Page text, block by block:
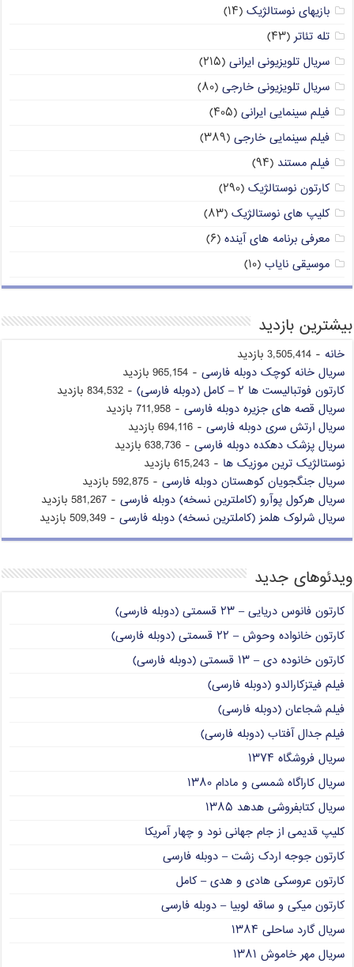
بازیهای نوستالژیک (۱۴)
تله تئاتر (۴۳)
سریال تلویزیونی ایرانی (۲۱۵)
سریال تلویزیونی خارجی (۸۰)
فیلم سینمایی ایرانی (۴۰۵)
فیلم سینمایی خارجی (۳۸۹)
فیلم مستند (۹۴)
کارتون نوستالژیک (۲۹۰)
کلیپ های نوستالژیک (۸۳)
معرفی برنامه های آینده (۶)
موسیقی نایاب (۱۰)
بیشترین بازدید
خانه - 3,505,414 بازدید
سریال خانه کوچک دوبله فارسی - 965,154 بازدید
کارتون فوتبالیست ها ۲ – کامل (دوبله فارسی)
- 834,532 بازدید
سریال قصه های جزیره دوبله فارسی - 711,958 بازدید
سریال ارتش سری دوبله فارسی - 694,116 بازدید
سریال پزشک دهکده دوبله فارسی - 638,736 بازدید
نوستالژیک ترین موزیک ها - 615,243 بازدید
سریال جنگجویان کوهستان دوبله فارسی - 592,875 بازدید
سریال هرکول پوآرو (کاملترین نسخه) دوبله فارسی - 581,267 بازدید
سریال شرلوک هلمز (کاملترین نسخه) دوبله فارسی - 509,349 بازدید
ویدئوهای جدید
کارتون فانوس دریایی – ۲۳ قسمتی (دوبله فارسی)
کارتون خانواده وحوش – ۲۲ قسمتی (دوبله فارسی)
کارتون خانوده دی – ۱۳ قسمتی (دوبله فارسی)
فیلم فیتزکارالدو (دوبله فارسی)
فیلم شجاعان (دوبله فارسی)
فیلم جدال آفتاب (دوبله فارسی)
سریال فروشگاه ۱۳۷۴
سریال کاراگاه شمسی و مادام ۱۳۸۰
سریال کتابفروشی هدهد ۱۳۸۵
کلیپ قدیمی از جام جهانی نود و چهار آمریکا
کارتون جوجه اردک زشت – دوبله فارسی
کارتون عروسکی هادی و هدی – کامل
کارتون میکی و ساقه لوبیا – دوبله فارسی
سریال گارد ساحلی ۱۳۸۴
سریال مهر خاموش ۱۳۸۱